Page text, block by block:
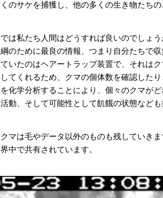
くのサケを捕獲し、他の多くの生き物たちの
では私たち人間はどうすれば良いのでしょ
綱のために最良の情報、つまり自分たちで
ていたのはヘアートラップ装置で、それは
してくれるため、クマの個体数を確認した
を化学分析することにより、個々のクマが
活動、そして可能性として飢餓の状態なども
クマは毛やデータ以外のものも残していき
界中で共有されています。